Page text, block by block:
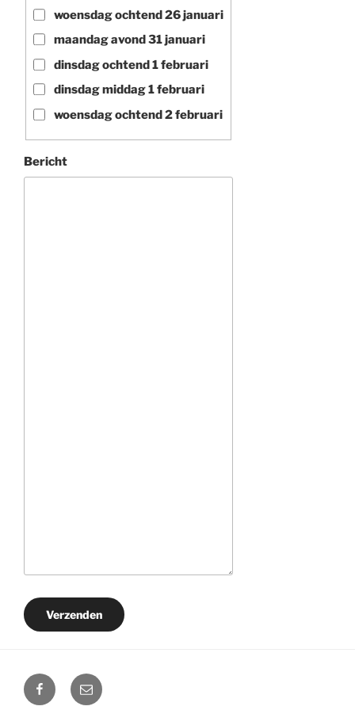
woensdag ochtend 26 januari
maandag avond 31 januari
dinsdag ochtend 1 februari
dinsdag middag 1 februari
woensdag ochtend 2 februari
Bericht
Verzenden
Facebook
E-
mail